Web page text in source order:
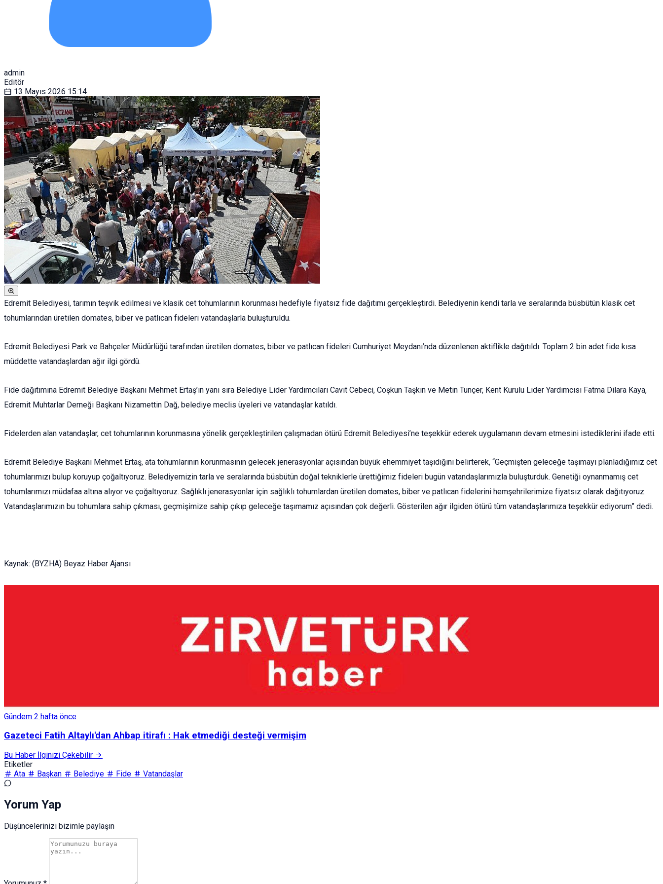
admin
Editör
13 Mayıs 2026 15:14
Edremit Belediyesi, tarımın teşvik edilmesi ve klasik cet tohumlarının korunması hedefiyle fiyatsız fide dağıtımı gerçekleştirdi. Belediyenin kendi tarla ve seralarında büsbütün klasik cet
tohumlarından üretilen domates, biber ve patlıcan fideleri vatandaşlarla buluşturuldu.
Edremit Belediyesi Park ve Bahçeler Müdürlüğü tarafından üretilen domates, biber ve patlıcan fideleri Cumhuriyet Meydanı’nda düzenlenen aktiflikle dağıtıldı. Toplam 2 bin adet fide kısa
müddette vatandaşlardan ağır ilgi gördü.
Fide dağıtımına Edremit Belediye Başkanı Mehmet Ertaş’ın yanı sıra Belediye Lider Yardımcıları Cavit Cebeci, Coşkun Taşkın ve Metin Tunçer, Kent Kurulu Lider Yardımcısı Fatma Dilara Kaya,
Edremit Muhtarlar Derneği Başkanı Nizamettin Dağ, belediye meclis üyeleri ve vatandaşlar katıldı.
Fidelerden alan vatandaşlar, cet tohumlarının korunmasına yönelik gerçekleştirilen çalışmadan ötürü Edremit Belediyesi’ne teşekkür ederek uygulamanın devam etmesini istediklerini ifade etti.
Edremit Belediye Başkanı Mehmet Ertaş, ata tohumlarının korunmasının gelecek jenerasyonlar açısından büyük ehemmiyet taşıdığını belirterek, “Geçmişten geleceğe taşımayı planladığımız cet
tohumlarımızı bulup koruyup çoğaltıyoruz. Belediyemizin tarla ve seralarında büsbütün doğal tekniklerle ürettiğimiz fideleri bugün vatandaşlarımızla buluşturduk. Genetiği oynanmamış cet
tohumlarımızı müdafaa altına alıyor ve çoğaltıyoruz. Sağlıklı jenerasyonlar için sağlıklı tohumlardan üretilen domates, biber ve patlıcan fidelerini hemşehrilerimize fiyatsız olarak dağıtıyoruz.
Vatandaşlarımızın bu tohumlara sahip çıkması, geçmişimize sahip çıkıp geleceğe taşımamız açısından çok değerli. Gösterilen ağır ilgiden ötürü tüm vatandaşlarımıza teşekkür ediyorum” dedi.
Kaynak: (BYZHA) Beyaz Haber Ajansı
Gündem 2 hafta önce
Gazeteci Fatih Altaylı'dan Ahbap itirafı : Hak etmediği desteği vermişim
Bu Haber İlginizi Çekebilir
Etiketler
Ata
Başkan Belediye Fide Vatandaşlar
Yorum Yap
Düşüncelerinizi bizimle paylaşın